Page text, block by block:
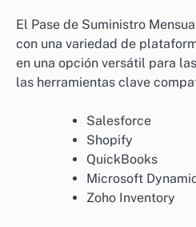
El Pase de Suministro
con una variedad de
en una opción versátil para
las herramientas clave
Salesforce
Shopify
QuickBooks
Microsoft
Zoho Inventory